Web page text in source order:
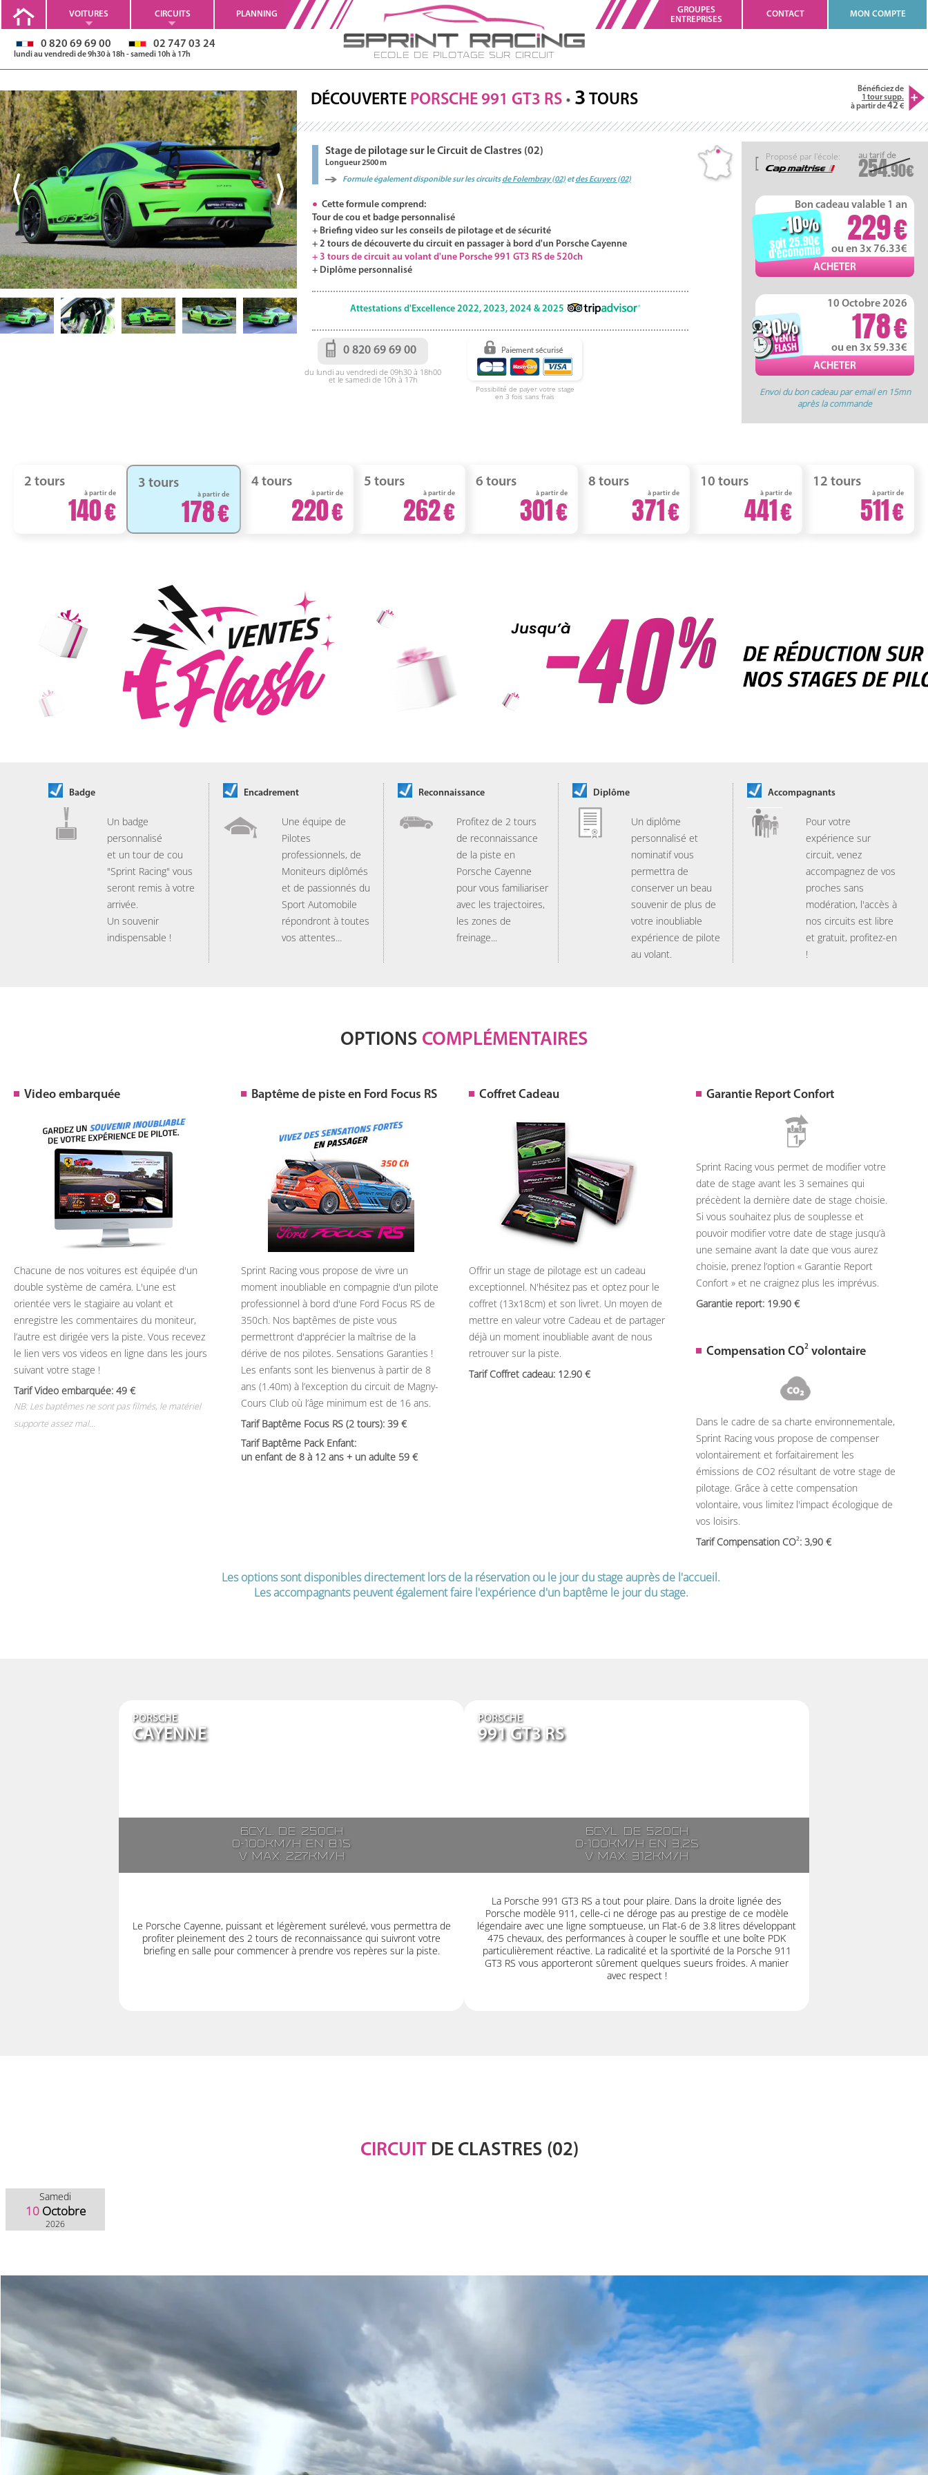
Ecole de Pilotage sur Circuit
VOITURES CIRCUITS PLANNING
GROUPES
ENTREPRISES
CONTACT MON COMPTE
0 820 69 69 00 02 747 03 24
lundi au vendredi de 9h30 à 18h - samedi 10h à 17h
Bénéficiez de
1 tour supp.
à partir de42
DÉCOUVERTE PORSCHE 991 GT3 RS 3 TOURS
254.90
Proposé par l'école:
Bon cadeau valable 1 an
229
ou en 3x 76.33
-10%
soit 25.90
d'économie
10 Octobre 2026
178
ou en 3x 59.33
-30%
Envoi du bon cadeau par email en 15mn
après la commande
Stage de pilotage sur le Circuit de Clastres (02)
Longueur 2500 m
Formule également disponible sur les circuitsde Folembray (02) etdes Ecuyers (02)
Cette formule comprend:
Tour de cou et badge personnalisé
+ Briefing video sur les conseils de pilotage et de sécurité
+ 2 tours de découverte du circuit en passager à bord d'un Porsche Cayenne
+ 3 tours de circuit au volant d'une Porsche 991 GT3 RS de 520ch
+ Diplôme personnalisé
Attestations d'Excellence 2022, 2023, 2024 & 2025
0 820 69 69 00
du lundi au vendredi de 09h30 à 18h00
et le samedi de 10h à 17h
Possibilité de payer votre stage
en 3 fois sans frais
2 tours
à partir de
140
3 tours
à partir de
178
4 tours
à partir de
220
5 tours
à partir de
262
6 tours
à partir de
301
8 tours
à partir de
371
10 tours
à partir de
441
12 tours
à partir de
511
Badge
Un badge
personnalisé
et un tour de cou
"Sprint Racing" vous
seront remis à votre
arrivée.
Un souvenir
indispensable !
Encadrement
Une équipe de
Pilotes
professionnels, de
Moniteurs diplômés
et de passionnés du
Sport Automobile
répondront à toutes
vos attentes...
Reconnaissance
Profitez de 2 tours
de reconnaissance
de la piste en
Porsche Cayenne
pour vous familiariser
avec les trajectoires,
les zones de
freinage...
Diplôme
Un diplôme
personnalisé et
nominatif vous
permettra de
conserver un beau
souvenir de plus de
votre inoubliable
expérience de pilote
au volant.
Accompagnants
Pour votre
expérience sur
circuit, venez
accompagnez de vos
proches sans
modération, l'accès à
nos circuits est libre
et gratuit, profitez-en
!
OPTIONS COMPLÉMENTAIRES
Video embarquée
Chacune de nos voitures est équipée d'un
double système de caméra. L'une est
orientée vers le stagiaire au volant et
enregistre les commentaires du moniteur,
l’autre est dirigée vers la piste. Vous recevez
le lien vers vos videos en ligne dans les jours
suivant votre stage !
Tarif Video embarquée: 49
NB: Les baptêmes ne sont pas filmés, le matériel
supporte assez mal...
Baptême de piste en Ford Focus RS
Sprint Racing vous propose de vivre un
moment inoubliable en compagnie d'un pilote
professionnel à bord d'une Ford Focus RS de
350ch. Nos baptêmes de piste vous
permettront d'apprécier la maîtrise de la
dérive de nos pilotes. Sensations Garanties !
Les enfants sont les bienvenus à partir de 8
ans (1.40m) à l’exception du circuit de Magny-
Cours Club où l’âge minimum est de 16 ans.
Tarif Baptême Focus RS (2 tours): 39
Tarif Baptême Pack Enfant:
un enfant de 8 à 12 ans + un adulte 59
Coffret Cadeau
Offrir un stage de pilotage est un cadeau
exceptionnel. N'hésitez pas et optez pour le
coffret (13x18cm) et son livret. Un moyen de
mettre en valeur votre Cadeau et de partager
déjà un moment inoubliable avant de nous
retrouver sur la piste.
Tarif Coffret cadeau: 12.90
Garantie Report Confort
Sprint Racing vous permet de modifier votre
date de stage avant les 3 semaines qui
précèdent la dernière date de stage choisie.
Si vous souhaitez plus de souplesse et
pouvoir modifier votre date de stage jusqu’à
une semaine avant la date que vous aurez
choisie, prenez l’option « Garantie Report
Confort » et ne craignez plus les imprévus.
Garantie report: 19.90
Compensation CO2volontaire
Dans le cadre de sa charte environnementale,
Sprint Racing vous propose de compenser
volontairement et forfaitairement les
émissions de CO2 résultant de votre stage de
pilotage. Grâce à cette compensation
volontaire, vous limitez l'impact écologique de
vos loisirs.
Tarif Compensation CO2: 3,90
Les options sont disponibles directement lors de la réservation ou le jour du stage auprès de l'accueil.
Les accompagnants peuvent également faire l'expérience d'un baptême le jour du stage.
PORSCHE
CAYENNE
6cyl. de 250ch
0-100km/h en 8.1s
V max: 227km/h
Le Porsche Cayenne, puissant et légèrement surélevé, vous permettra de
profiter pleinement des 2 tours de reconnaissance qui suivront votre
briefing en salle pour commencer à prendre vos repères sur la piste.
PORSCHE
991 GT3 RS
6cyl. de 520ch
0-100km/h en 3,2s
V max: 312km/h
La Porsche 991 GT3 RS a tout pour plaire. Dans la droite lignée des
Porsche modèle 911, celle-ci ne déroge pas au prestige de ce modèle
légendaire avec une ligne somptueuse, un Flat-6 de 3.8 litres développant
475 chevaux, des performances à couper le souffle et une boîte PDK
particulièrement réactive. La radicalité et la sportivité de la Porsche 911
GT3 RS vous apporteront sûrement quelques sueurs froides. A manier
avec respect !
CIRCUITDE CLASTRES (02)
Samedi
10 Octobre
2026